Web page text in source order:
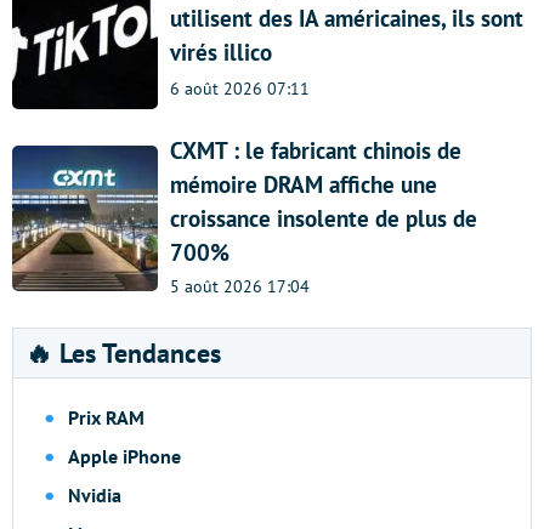
utilisent des IA américaines, ils sont
virés illico
6 août 2026 07:11
CXMT : le fabricant chinois de
mémoire DRAM affiche une
croissance insolente de plus de
700%
5 août 2026 17:04
🔥 Les Tendances
Prix RAM
Apple iPhone
Nvidia